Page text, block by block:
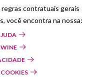
regras contratuais gerais
você encontra na nossa:
COOKIES